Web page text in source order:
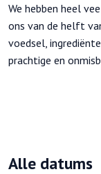
We hebben heel
ons van de helft
voedsel,
prachtige en
Alle datums